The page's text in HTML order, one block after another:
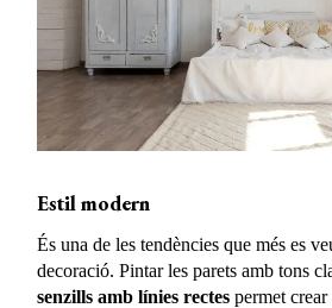
Estil modern
És una de les tendències que més es
decoració. Pintar les parets amb tons
senzills amb línies rectes permet crear